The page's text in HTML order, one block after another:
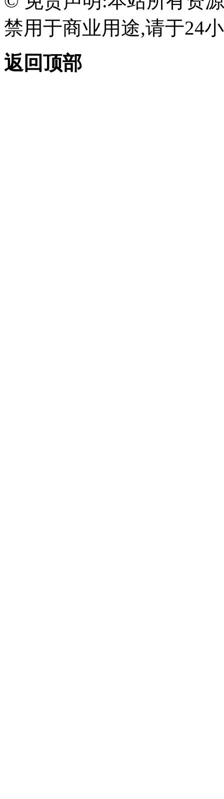
禁用于商业用途,请于24
返回顶部